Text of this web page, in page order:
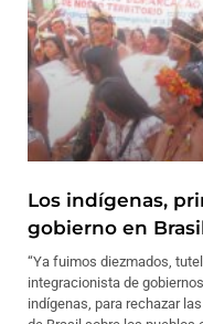
Los indígenas,
gobierno en
“Ya fuimos diezmados,
integracionista de
indígenas, para rechazar